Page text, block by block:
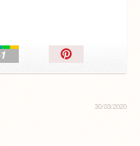
Épingler!
30/03/2020